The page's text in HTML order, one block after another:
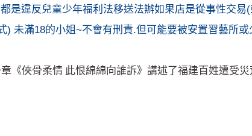
是違反兒童少年福利法移送法辦如果店是從事性交易
未滿18的小姐~不會有刑責.但可能要被安置習藝所
《俠骨柔情 此恨綿綿向誰訴》講述了福建百姓遭受